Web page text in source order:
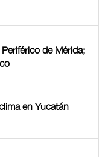
de Mérida;
en Yucatán